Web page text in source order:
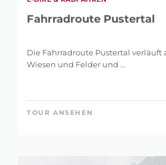
Fahrradroute Pustertal
Die Fahrradroute Pustertal verläuft
Wiesen und Felder und ...
TOUR ANSEHEN